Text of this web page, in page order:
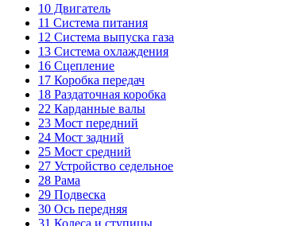
10 Двигатель
11 Система питания
12 Система выпуска газа
13 Система охлаждения
16 Сцепление
17 Коробка передач
18 Раздаточная коробка
22 Карданные валы
23 Мост передний
24 Мост задний
25 Мост средний
27 Устройство седельное
28 Рама
29 Подвеска
30 Ось передняя
31 Колеса и ступицы